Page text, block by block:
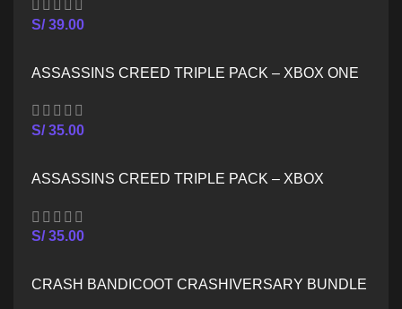
S/39.00
ASSASSINS CREED TRIPLE PACK – XBOX ONE
S/35.00
ASSASSINS CREED TRIPLE PACK – XBOX
S/35.00
CRASH BANDICOOT CRASHIVERSARY BUNDLE